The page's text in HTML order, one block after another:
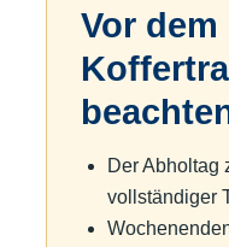
Vor dem
Der Abholtag
vollständiger